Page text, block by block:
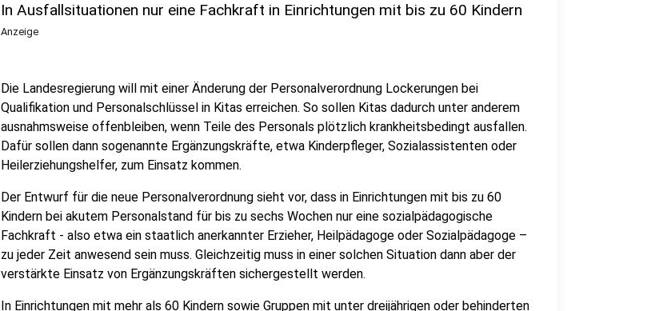
In Ausfallsituationen nur eine Fachkraft in Einrichtungen mit bis zu 60 Kindern
Anzeige
Die Landesregierung will mit einer Änderung der Personalverordnung Lockerungen bei
Qualifikation und Personalschlüssel in Kitas erreichen. So sollen Kitas dadurch unter anderem
ausnahmsweise offenbleiben, wenn Teile des Personals plötzlich krankheitsbedingt ausfallen.
Dafür sollen dann sogenannte Ergänzungskräfte, etwa Kinderpfleger, Sozialassistenten oder
Heilerziehungshelfer, zum Einsatz kommen.
Der Entwurf für die neue Personalverordnung sieht vor, dass in Einrichtungen mit bis zu 60
Kindern bei akutem Personalstand für bis zu sechs Wochen nur eine sozialpädagogische
Fachkraft - also etwa ein staatlich anerkannter Erzieher, Heilpädagoge oder Sozialpädagoge –
zu jeder Zeit anwesend sein muss. Gleichzeitig muss in einer solchen Situation dann aber der
verstärkte Einsatz von Ergänzungskräften sichergestellt werden.
In Einrichtungen mit mehr als 60 Kindern sowie Gruppen mit unter dreijährigen oder behinderten